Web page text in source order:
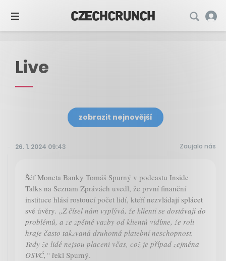
Live
zobrazit nejnovější
26. 1. 2024 09:43 Zaujalo nás
Šéf Moneta Banky Tomáš Spurný v podcastu Inside
Talks na Seznam Zprávách uvedl, že první finanční
instituce hlásí rostoucí počet lidí, kteří nezvládají splácet
své úvěry. „Z čísel nám vyplývá, že klienti se dostávají do
problémů, a ze zpětné vazby od klientů vidíme, že roli
hraje často takzvaná druhotná platební neschopnost.
Tedy že lidé nejsou placeni včas, což je případ zejména
OSVČ,“ řekl Spurný.